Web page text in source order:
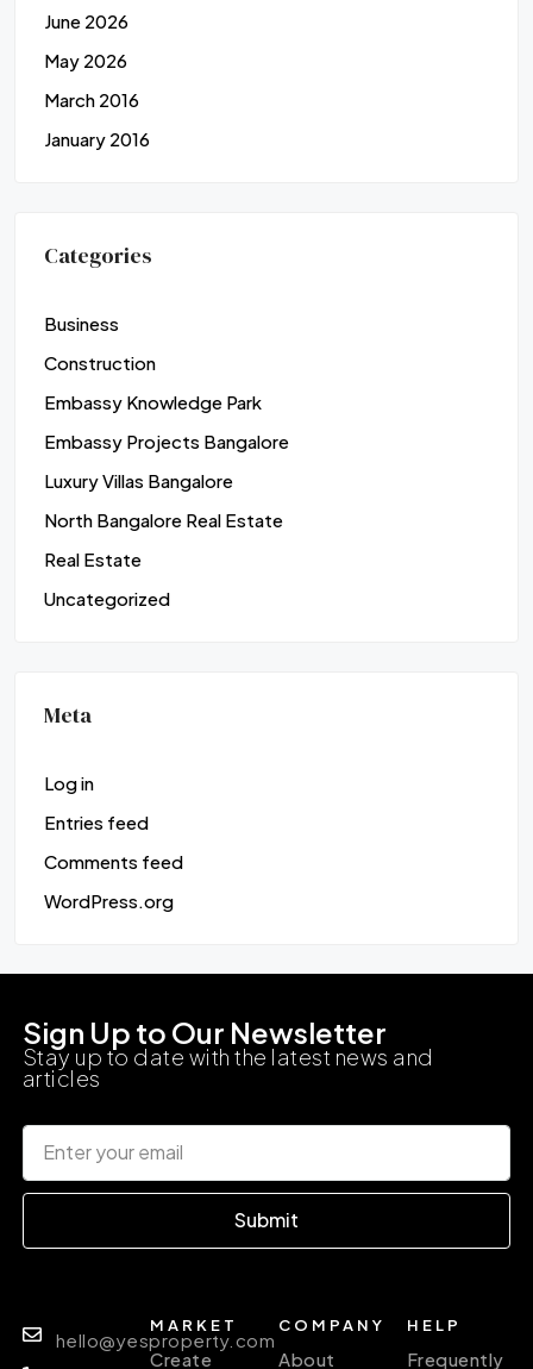
June 2026
May 2026
March 2016
January 2016
Categories
Business
Construction
Embassy Knowledge Park
Embassy Projects Bangalore
Luxury Villas Bangalore
North Bangalore Real Estate
Real Estate
Uncategorized
Meta
Log in
Entries feed
Comments feed
WordPress.org
Sign Up to Our Newsletter
Stay up to date with the latest news and
articles
Submit
hello@yesproperty.com
MARKET
Create
COMPANY
About
HELP
Frequently